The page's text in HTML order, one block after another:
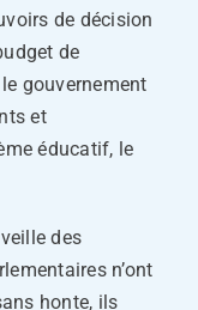
de décision
de
gouvernement
et
éducatif, le
des
n’ont
honte, ils